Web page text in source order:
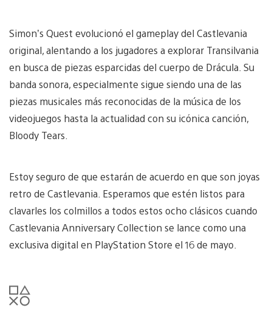
Simon’s Quest evolucionó el gameplay del Castlevania
original, alentando a los jugadores a explorar Transilvania
en busca de piezas esparcidas del cuerpo de Drácula. Su
banda sonora, especialmente sigue siendo una de las
piezas musicales más reconocidas de la música de los
videojuegos hasta la actualidad con su icónica canción,
Bloody Tears.
Estoy seguro de que estarán de acuerdo en que son joyas
retro de Castlevania. Esperamos que estén listos para
clavarles los colmillos a todos estos ocho clásicos cuando
Castlevania Anniversary Collection se lance como una
exclusiva digital en PlayStation Store el 16 de mayo.